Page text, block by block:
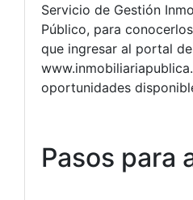
Servicio de Gestión
Público, para
que ingresar al portal
oportunidades
Pasos para